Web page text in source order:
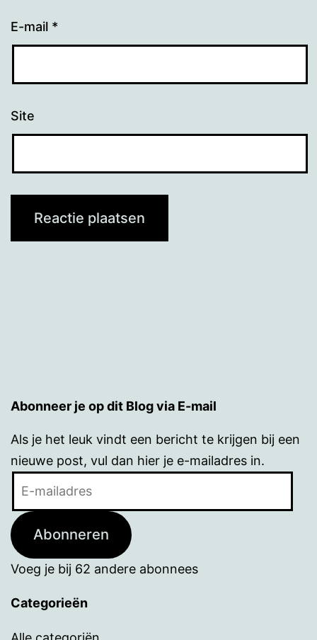
E-mail *
Site
Abonneer je op dit Blog via E-mail
Als je het leuk vindt een bericht te krijgen bij een
nieuwe post, vul dan hier je e-mailadres in.
Abonneren
Voeg je bij 62 andere abonnees
Categorieën